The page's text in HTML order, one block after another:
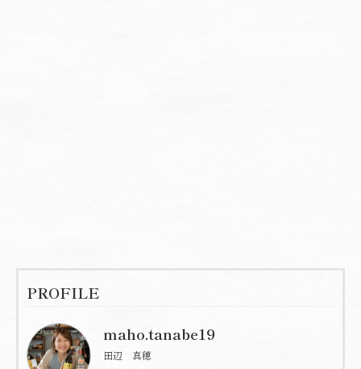
PROFILE
maho.tanabe19
田辺 真穂